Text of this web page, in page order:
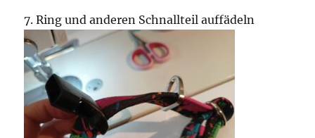
7. Ring und anderen Schnallteil auffädeln